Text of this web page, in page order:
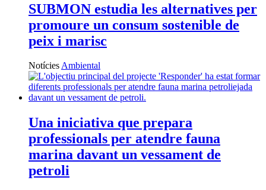
SUBMON estudia les alternatives per
promoure un consum sostenible de
peix i marisc
NotíciesAmbiental
Una iniciativa que prepara
professionals per atendre fauna
marina davant un vessament de
petroli